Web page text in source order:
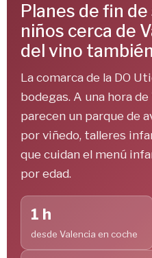
Planes de fin
niños cerca de
del vino
La comarca de la DO
bodegas. A una hora
parecen un parque de
por viñedo, talleres
que cuidan el menú
por edad.
1 h
desde Valencia en coche